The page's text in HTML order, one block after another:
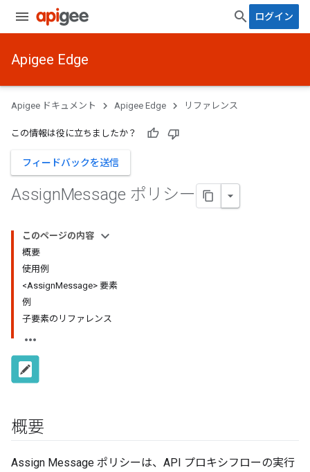
ログイン
Apigee Edge
Apigee ドキュメント Apigee Edge リファレンス
この情報は役に立ちましたか？
フィードバックを送信
AssignMessage ポリシー
このページの内容
概要
使用例
<AssignMessage> 要素
例
子要素のリファレンス
概要
Assign Message ポリシーは、API プロキシフローの実行